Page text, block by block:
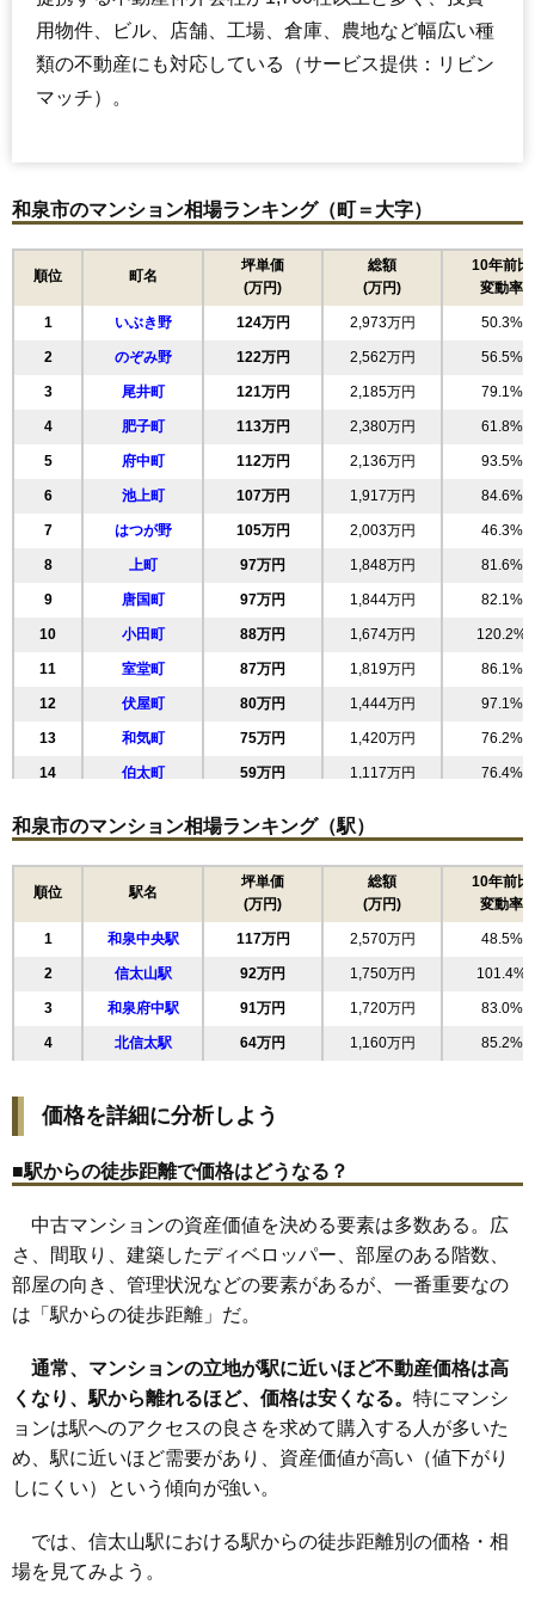
交通 光明池駅（12分）
相場 1,480万円～1,680万円
マイシティ泉北A棟
住所 大阪府和泉市伏屋町5丁目
光明池駅（8分）、泉ヶ丘駅（8分）
相場 1,290万円～1,490万円
(19.3万円/㎡~22.2万円/㎡)
無料一括査定をする
和泉中央グランアリーナ
住所 大阪府和泉市いぶき野4丁目
交通 和泉中央駅（2分）
4,830万円～5,130万円
(49.8万円/㎡~52.9万円/㎡)
マンションナビで
無料一括査定をする
交通 和泉中央駅（3分）
相場 2,310万円～2,510万円
(26.6万円/㎡~28.9万円/㎡)
マンションナビで
無料一括査定をする
アルモニー和泉中央2番館
交通 和泉中央駅（3分）
相場
(30.1万円/㎡~32.5万円/㎡)
マンションナビで
無料一括査定をする
メイツ和泉中央ザ・マークス
交通
相場 2,080万円～2,280万円
(23.1万円/㎡~25.3万円/㎡)
マンションナビで
ファミリープラザ泉北光明池
用物件、ビル、店舗、工場、倉庫、農地など幅広い種
類の不動産にも対応している（サービス提供：リビン
マッチ）。
和泉市のマンション相場ランキング（町＝大字）
順位 町名
坪単価
(万円)
総額
(万円)
10年前比
変動率
1 いぶき野 124万円 2,973万円 50.3%
2 のぞみ野 122万円 2,562万円 56.5%
3 尾井町 121万円 2,185万円 79.1%
4 肥子町 113万円 2,380万円 61.8%
5 府中町 112万円 2,136万円 93.5%
6 池上町 107万円 1,917万円 84.6%
7 はつが野 105万円 2,003万円 46.3%
8 上町 97万円 1,848万円 81.6%
9 唐国町 97万円 1,844万円 82.1%
10 小田町 88万円 1,674万円 120.2%
11 室堂町 87万円 1,819万円 86.1%
12 伏屋町 80万円 1,444万円 97.1%
13 和気町 75万円 1,420万円 76.2%
14 伯太町 59万円 1,117万円 76.4%
16 池田下町 49万円 1,035万円 57.2%
43万円 765万円 52.7%
27万円 355万円 39.4%
和泉市のマンション相場ランキング（駅）
順位 駅名
坪単価
(万円)
総額
(万円)
10年前比
変動率
1 和泉中央駅 117万円 2,570万円 48.5%
2 信太山駅 92万円 1,750万円 101.4%
3 和泉府中駅 91万円 1,720万円 83.0%
4 北信太駅 64万円 1,160万円 85.2%
価格を詳細に分析しよう
■駅からの徒歩距離で価格はどうなる？
中古マンションの資産価値を決める要素は多数ある。広
さ、間取り、建築したディベロッパー、部屋のある階数、
部屋の向き、管理状況などの要素があるが、一番重要なの
は「駅からの徒歩距離」だ。
通常、マンションの立地が駅に近いほど不動産価格は高
くなり、駅から離れるほど、価格は安くなる。 特にマンシ
ョンは駅へのアクセスの良さを求めて購入する人が多いた
め、駅に近いほど需要があり、資産価値が高い（値下がり
しにくい）という傾向が強い。
では、信太山駅における駅からの徒歩距離別の価格・相
場を見てみよう。